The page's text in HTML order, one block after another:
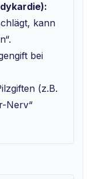
kann
bei
(z.B.
Nerv“